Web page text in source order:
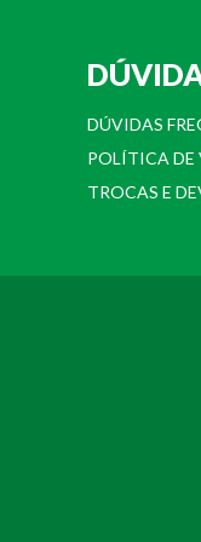
DÚVIDAS
POLÍTICA DE
TROCAS E